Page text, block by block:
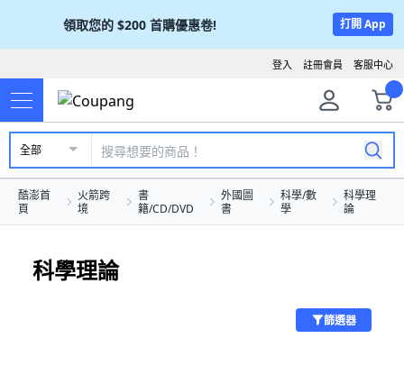
領取您的 $200 首購優惠卷! 打開 App
客服中心
註冊會員
登入
全部
酷澎首
頁
火箭跨
境
書
籍/CD/DVD
外國圖
書
科學/數
學
科學理
論
科學理論
篩選器